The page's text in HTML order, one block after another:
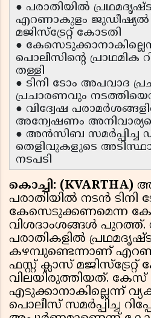
● പരാതിയിൽ
എറണാകുളം ജുഡീഷ്യൽ
മജിസ്ട്രേറ്റ് കോടതി
●
പൊലീസിൻ്റെ പ്രാഥമിക
തള്ളി
● ടിനി ടോം അപവാദ
പ്രചാരണവും
● വിദ്വേഷ
അന്വേഷണം
● അൻസിബ സമർപ്പിച്ച
തെളിവുകളുടെ
നടപടി
കൊച്ചി: (KVARTHA)
പരാതിയിൽ നടൻ ടിനി
കേസെടുക്കണമെന്ന
വിശദാംശങ്ങൾ പുറത്ത്.
പരാതികളിൽ
കഴമ്പുണ്ടെന്നാണ്
ഫസ്റ്റ് ക്ലാസ് മജിസ്ട്രേറ്റ്
വിലയിരുത്തിയത്. കേസ്
എടുക്കാനാകില്ലെന്ന്
പൊലീസ് സമർപ്പിച്ച